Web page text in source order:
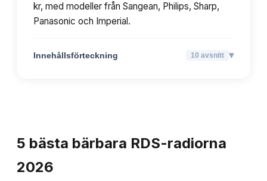
kr, med modeller från Sangean, Philips, Sharp,
Panasonic och Imperial.
Innehållsförteckning 10 avsnitt ▾
5 bästa bärbara RDS-radiorna
2026